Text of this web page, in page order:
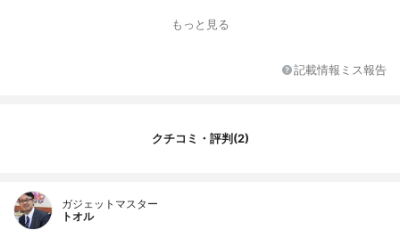
もっと見る
記載情報ミス報告
クチコミ・評判(2)
ガジェットマスター
トオル